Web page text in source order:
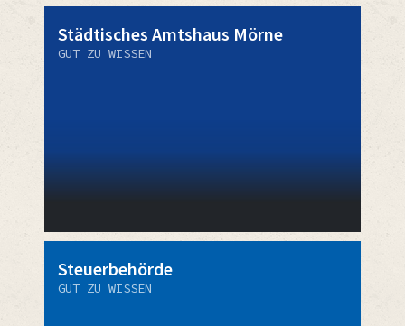
Städtisches Amtshaus Mörne
GUT ZU WISSEN
Steuerbehörde
GUT ZU WISSEN